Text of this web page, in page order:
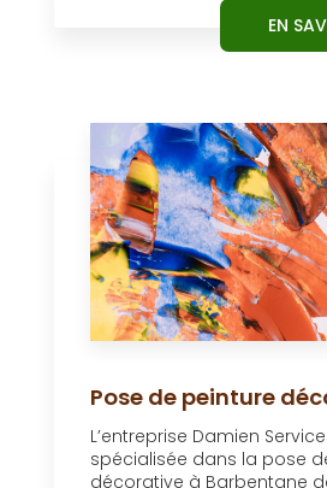
EN
Pose de peinture
L’entreprise Damien
spécialisée dans la pose
décorative à Barbentane